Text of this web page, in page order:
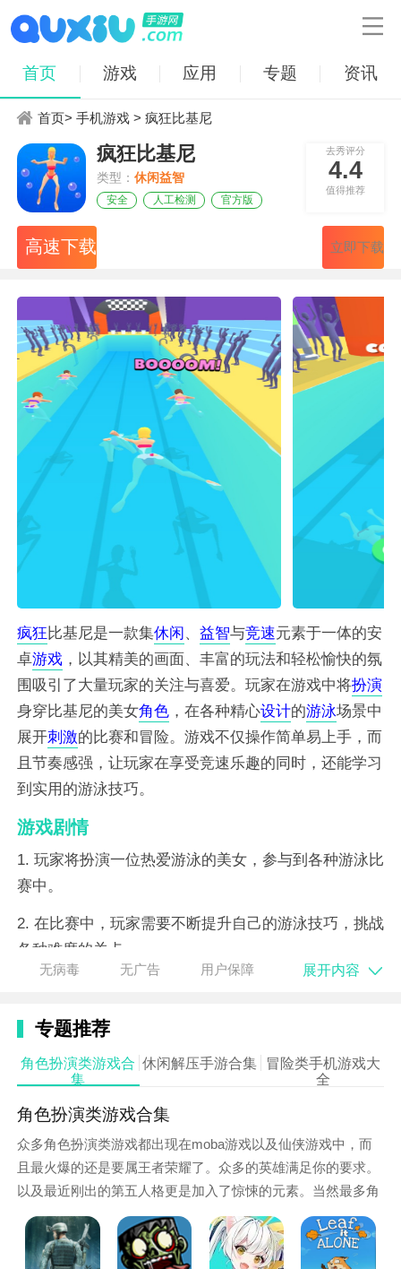

首页 游戏 应用 专题 资讯
首页>手机游戏 > 疯狂比基尼
疯狂比基尼
类型：休闲益智
安全 人工检测 官方版
去秀评分
4.4
值得推荐
高速下载 立即下载
疯狂比基尼是一款集休闲、 益智与竞速元素于一体的安
卓游戏，以其精美的画面、丰富的玩法和轻松愉快的氛
围吸引了大量玩家的关注与喜爱。玩家在游戏中将扮演
身穿比基尼的美女角色，在各种精心设计的游泳场景中
展开刺激的比赛和冒险。游戏不仅操作简单易上手，而
且节奏感强，让玩家在享受竞速乐趣的同时，还能学习
到实用的游泳技巧。
游戏剧情
1. 玩家将扮演一位热爱游泳的美女，参与到各种游泳比
赛中。
2. 在比赛中，玩家需要不断提升自己的游泳技巧，挑战
各种难度的关卡。
藏在背后的故事。
5. 最终，玩家将成为游泳界的明星，赢得无数的荣誉和
奖励。
无病毒 无广告 用户保障 展开内容
专题推荐
角色扮演类游戏合
集
休闲解压手游合集
冒险类手机游戏大
全
角色扮演类游戏合集
众多角色扮演类游戏都出现在moba游戏以及仙侠游戏中，而
且最火爆的还是要属王者荣耀了。众多的英雄满足你的要求。
以及最近刚出的第五人格更是加入了惊悚的元素。当然最多角
色扮演的游戏就要属仙侠类游戏。从简洁的画面到3D高清的逼
真场景画质。在这个合集中都能体验到不同的游戏画质以及不
同角色玩法。还提供众多的版本下载，以及游戏的玩法攻略